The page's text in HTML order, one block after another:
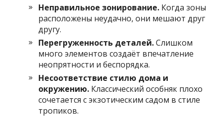
Неправильное зонирование. Когда зоны
расположены неудачно, они мешают друг
другу.
Перегруженность деталей.Слишком
много элементов создаёт впечатление
неопрятности и беспорядка.
Несоответствие стилю дома и
окружению. Классический особняк плохо
сочетается с экзотическим садом в стиле
тропиков.